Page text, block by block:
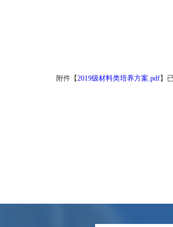
附件【 2019级材料类培养方案.pdf】